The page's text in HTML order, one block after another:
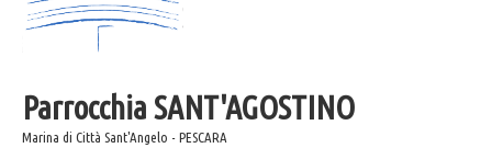
Il Consiglio Economico
Il Comitato Festa
I Gruppi Parrocchiali
Parrocchia SANT'AGOSTINO
Marina di Città Sant'Angelo - PESCARA